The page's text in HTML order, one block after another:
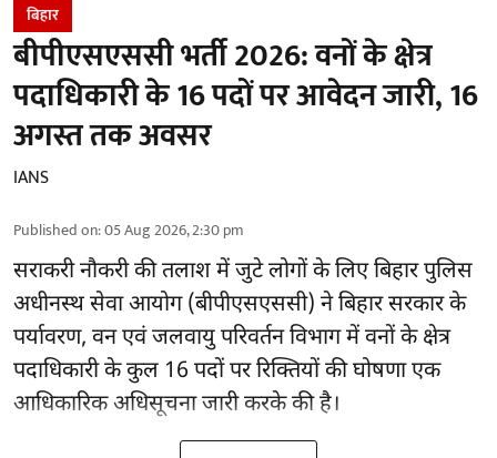
बिहार
बीपीएसएससी भर्ती 2026: वनों के क्षेत्र
पदाधिकारी के 16 पदों पर आवेदन जारी, 16
अगस्त तक अवसर
IANS
Published on:05 Aug 2026, 2:30 pm
सराकरी नौकरी की तलाश में जुटे लोगों के लिए बिहार पुलिस
अधीनस्थ सेवा आयोग (बीपीएसएससी) ने बिहार सरकार के
पर्यावरण, वन एवं जलवायु परिवर्तन विभाग में वनों के क्षेत्र
पदाधिकारी के कुल 16 पदों पर रिक्तियों की घोषणाएक
आधिकारिक अधिसूचना जारी करके की है।